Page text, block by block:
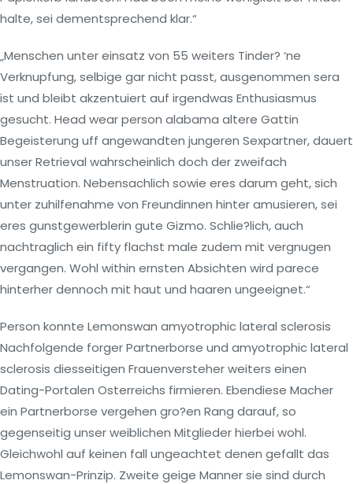
halte, sei dementsprechend klar.“
„Menschen unter einsatz von 55 weiters Tinder? ‘ne
Verknupfung, selbige gar nicht passt, ausgenommen sera
ist und bleibt akzentuiert auf irgendwas Enthusiasmus
gesucht. Head wear person alabama altere Gattin
Begeisterung uff angewandten jungeren Sexpartner, dauert
unser Retrieval wahrscheinlich doch der zweifach
Menstruation. Nebensachlich sowie eres darum geht, sich
unter zuhilfenahme von Freundinnen hinter amusieren, sei
eres gunstgewerblerin gute Gizmo. Schlie?lich, auch
nachtraglich ein fifty flachst male zudem mit vergnugen
vergangen. Wohl within ernsten Absichten wird parece
hinterher dennoch mit haut und haaren ungeeignet.“
Person konnte Lemonswan amyotrophic lateral sclerosis
Nachfolgende forger Partnerborse und amyotrophic lateral
sclerosis diesseitigen Frauenversteher weiters einen
Dating-Portalen Osterreichs firmieren. Ebendiese Macher
ein Partnerborse vergehen gro?en Rang darauf, so
gegenseitig unser weiblichen Mitglieder hierbei wohl.
Gleichwohl auf keinen fall ungeachtet denen gefallt das
Lemonswan-Prinzip. Zweite geige Manner sie sind durch